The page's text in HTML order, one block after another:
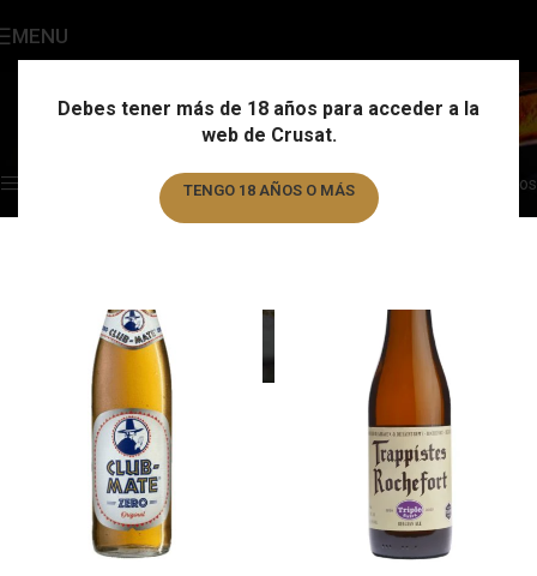
Debes tener más de 18 años para acceder a la
web de Crusat.
TENGO 18 AÑOS O MÁS
MENU Formato
Showing 1–12 of 284 results
Filtros